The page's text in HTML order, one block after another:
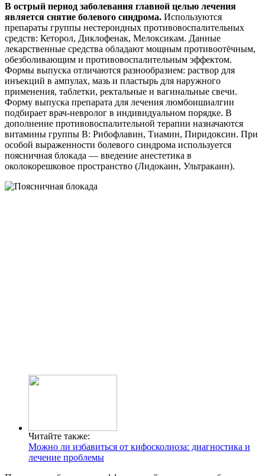
В острый период заболевания главной целью лечения
является снятие болевого синдрома. Используются
препараты группы нестероидных противовоспалительных
средств: Кеторол, Диклофенак, Мелоксикам. Данные
лекарственные средства обладают мощным противоотёчным,
обезболивающим и противовоспалительным эффектом.
Формы выпуска отличаются разнообразием: раствор для
инъекций в ампулах, мазь и пластырь для наружного
применения, таблетки, ректальные и вагинальные свечи.
Форму выпуска препарата для лечения люмбоишиалгии
подбирает врач-невролог в индивидуальном порядке. В
дополнение противовоспалительной терапии назначаются
витамины группы В: Рибофлавин, Тиамин, Пиридоксин. При
особой выраженности болевого синдрома используется
поясничная блокада — введение анестетика в
околокорешковое пространство (Лидокаин, Ультракаин).
Читайте также:
Можно ли избавиться от кифосколиоза: диагностика и
лечение проблемы